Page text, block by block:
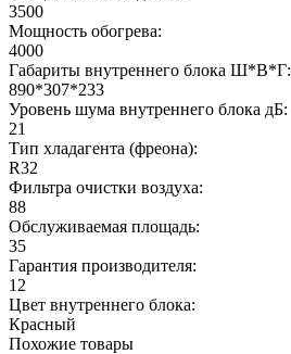
3500
Мощность обогрева:
4000
Габариты внутреннего блока Ш*В*Г:
890*307*233
Уровень шума внутреннего блока дБ:
21
Тип хладагента (фреона):
R32
Фильтра очистки воздуха:
88
Обслуживаемая площадь:
35
Гарантия производителя:
12
Цвет внутреннего блока:
Красный
Похожие товары